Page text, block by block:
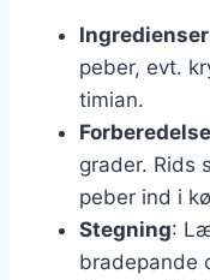
Ingredienser
peber, evt.
timian.
Forberedelse
grader. Rids
peber ind i
Stegning:
bradepande